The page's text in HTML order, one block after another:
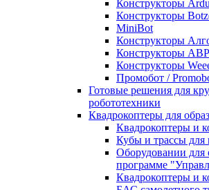
Конструкторы
Конструкторы
MiniBot
Конструкторы
Конструкторы
Конструкторы
Промобот /
Готовые решения для
робототехники
Квадрокоптеры для
Квадрокоптеры и
Кубы и трассы
Оборудовании для
программе
Квадрокоптеры и